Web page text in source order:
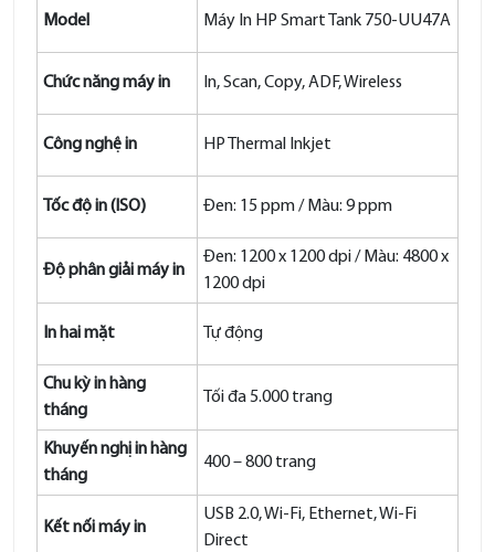
Model Máy In HP Smart Tank 750-UU47A
Chức năng máy in In, Scan, Copy, ADF, Wireless
Công nghệ in HP Thermal Inkjet
Tốc độ in (ISO) Đen: 15 ppm / Màu: 9 ppm
Độ phân giải máy in
Đen: 1200 x 1200 dpi / Màu: 4800 x
1200 dpi
In hai mặt Tự động
Chu kỳ in hàng
tháng
Tối đa 5.000 trang
Khuyến nghị in hàng
tháng
400 – 800 trang
Kết nối máy in
USB 2.0, Wi-Fi, Ethernet, Wi-Fi
Direct